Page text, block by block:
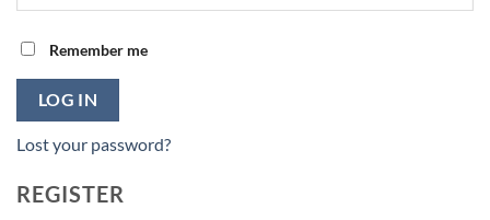
Remember me
LOG IN
Lost your password?
REGISTER